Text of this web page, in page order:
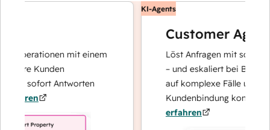
mit einem
Ihre Kunden
sofort Antworten
KI-Agents
Customer Agent
Löst Anfragen mit
– und eskaliert bei Bedarf,
auf komplexe Fälle und den
Kundenbindung
erfahren